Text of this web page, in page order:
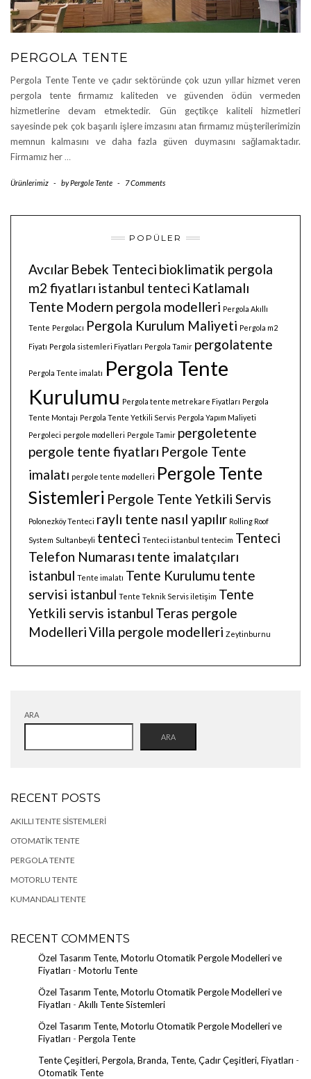
PERGOLA TENTE
Pergola Tente Tente ve çadır sektöründe çok uzun yıllar hizmet veren
pergola tente firmamız kaliteden ve güvenden ödün vermeden
hizmetlerine devam etmektedir. Gün geçtikçe kaliteli hizmetleri
sayesinde pek çok başarılı işlere imzasını atan firmamız müşterilerimizin
memnun kalmasını ve daha fazla güven duymasını sağlamaktadır.
Firmamız her …
Ürünlerimiz - byPergole Tente - 7 Comments
POPÜLER
Avcılar Bebek Tenteci bioklimatik pergola
m2 fiyatları istanbul tenteci Katlamalı
Tente Modern pergola modelleri Pergola Akıllı
Tente Pergolacı Pergola Kurulum Maliyeti Pergola m2
Fiyatı Pergola sistemleri Fiyatları Pergola Tamir pergolatente
Pergola Tente imalatı Pergola Tente
Kurulumu Pergola tente metrekare Fiyatları Pergola
Tente Montajı Pergola Tente Yetkili Servis Pergola Yapım Maliyeti
Pergoleci pergole modelleri Pergole Tamir pergoletente
pergole tente fiyatları Pergole Tente
imalatı pergole tente modelleri Pergole Tente
Sistemleri Pergole Tente Yetkili Servis
Polonezköy Tenteci raylı tente nasıl yapılır Rolling Roof
System Sultanbeyli tenteci Tenteci istanbul tentecim Tenteci
Telefon Numarası tente imalatçıları
istanbul Tente imalatı Tente Kurulumu tente
servisi istanbul Tente Teknik Servis iletişim Tente
Yetkili servis istanbul Teras pergole
ModelleriVilla pergole modelleri Zeytinburnu
ARA
ARA
RECENT POSTS
AKILLI TENTE SISTEMLERI
OTOMATIK TENTE
PERGOLA TENTE
MOTORLU TENTE
KUMANDALI TENTE
RECENT COMMENTS
Özel Tasarım Tente, Motorlu Otomatik Pergole Modelleri ve
Fiyatları - Motorlu Tente
Özel Tasarım Tente, Motorlu Otomatik Pergole Modelleri ve
Fiyatları - Akıllı Tente Sistemleri
Özel Tasarım Tente, Motorlu Otomatik Pergole Modelleri ve
Fiyatları - Pergola Tente
Tente Çeşitleri, Pergola, Branda, Tente, Çadır Çeşitleri, Fiyatları -
Otomatik Tente